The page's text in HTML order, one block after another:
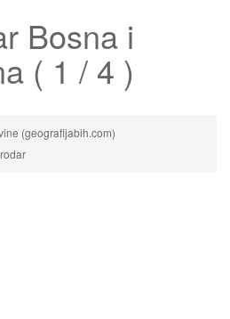
Bosna i
( 1 / 4 )
(geografijabih.com)